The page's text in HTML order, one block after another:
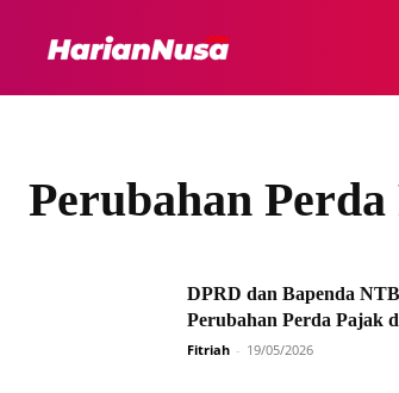
Perubahan
DPRD dan Bapenda
Perubahan Perda Pajak
Fitriah - 19/05/2026